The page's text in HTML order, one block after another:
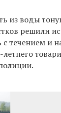
из воды
решили
течением и